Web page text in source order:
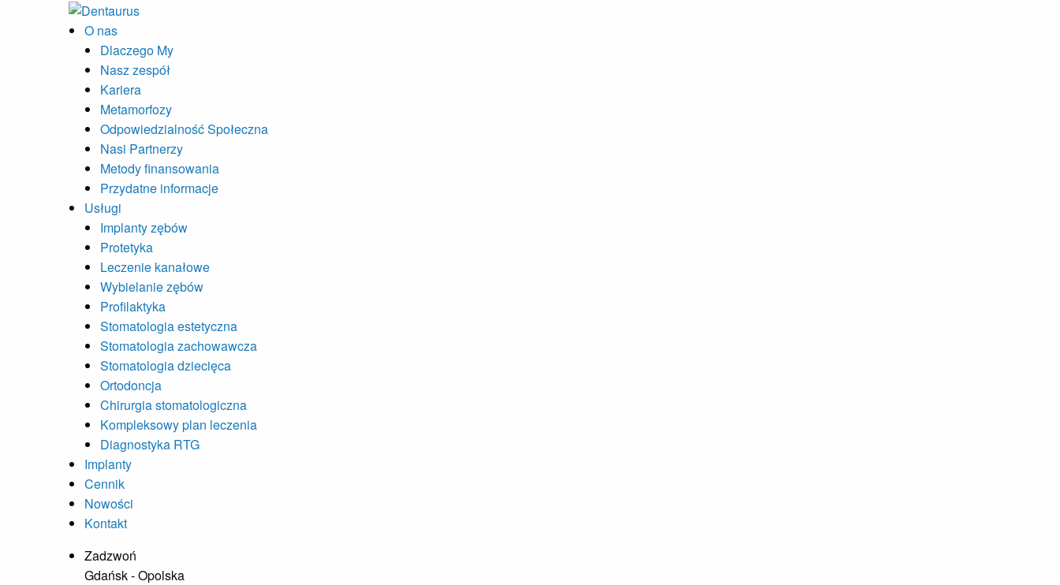
O nas
Dlaczego My
Nasz zespół
Kariera
Metamorfozy
Odpowiedzialność Społeczna
Nasi Partnerzy
Metody finansowania
Przydatne informacje
Usługi
Implanty zębów
Protetyka
Leczenie kanałowe
Wybielanie zębów
Profilaktyka
Stomatologia estetyczna
Stomatologia zachowawcza
Stomatologia dziecięca
Ortodoncja
Chirurgia stomatologiczna
Kompleksowy plan leczenia
Diagnostyka RTG
Implanty
Cennik
Nowości
Kontakt
Zadzwoń
Gdańsk - Opolska